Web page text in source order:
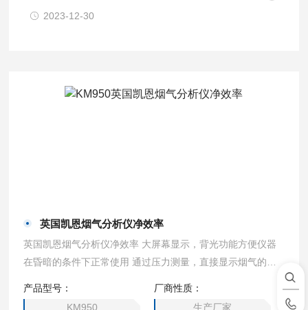
2023-12-30
英国凯恩烟气分析仪净效率
英国凯恩烟气分析仪净效率 大屏幕显示，背光功能方便仪器
在昏暗的条件下正常使用 通过压力测量，直接显示烟气的流
产品型号：
KM950
厂商性质：
生产厂家